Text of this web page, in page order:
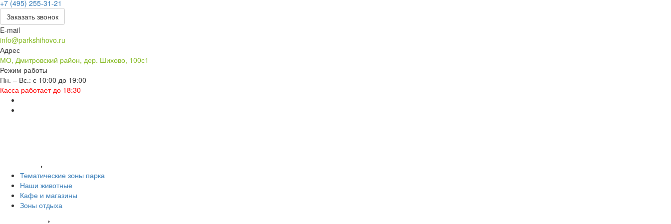
+7 (495) 255-31-21
Заказать звонок
E-mail
info@parkshihovo.ru
Адрес
МО, Дмитровский район, дер. Шихово, 100с1
Режим работы
Пн. – Вс.: с 10:00 до 19:00
Касса работает до 18:30
Тематические зоны парка
Наши животные
Кафе и магазины
Зоны отдыха